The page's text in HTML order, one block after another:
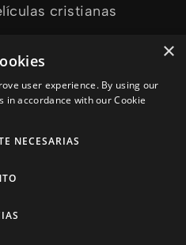
cristianas
×
user experience. By using our
in accordance with our Cookie
NECESARIAS